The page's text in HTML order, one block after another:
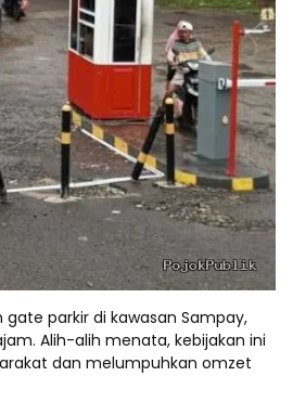
parkir di kawasan Sampay,
Alih-alih menata, kebijakan ini
dan melumpuhkan omzet